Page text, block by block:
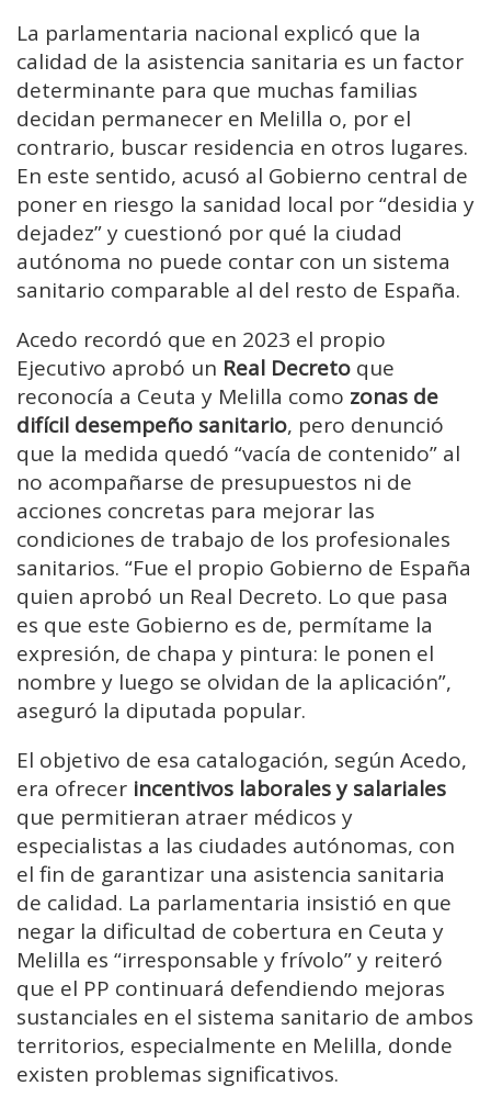
La parlamentaria nacional explicó que la
calidad de la asistencia sanitaria es un factor
determinante para que muchas familias
decidan permanecer en Melilla o, por el
contrario, buscar residencia en otros lugares.
En este sentido, acusó al Gobierno central de
poner en riesgo la sanidad local por “desidia y
dejadez” y cuestionó por qué la ciudad
autónoma no puede contar con un sistema
sanitario comparable al del resto de España.
Acedo recordó que en 2023 el propio
Ejecutivo aprobó un Real Decreto que
reconocía a Ceuta y Melilla como zonas de
difícil desempeño sanitario, pero denunció
que la medida quedó “vacía de contenido” al
no acompañarse de presupuestos ni de
acciones concretas para mejorar las
condiciones de trabajo de los profesionales
sanitarios. “Fue el propio Gobierno de España
quien aprobó un Real Decreto. Lo que pasa
es que este Gobierno es de, permítame la
expresión, de chapa y pintura: le ponen el
nombre y luego se olvidan de la aplicación”,
aseguró la diputada popular.
El objetivo de esa catalogación, según Acedo,
era ofrecer incentivos laborales y salariales
que permitieran atraer médicos y
especialistas a las ciudades autónomas, con
el fin de garantizar una asistencia sanitaria
de calidad. La parlamentaria insistió en que
negar la dificultad de cobertura en Ceuta y
Melilla es “irresponsable y frívolo” y reiteró
que el PP continuará defendiendo mejoras
sustanciales en el sistema sanitario de ambos
territorios, especialmente en Melilla, donde
existen problemas significativos.